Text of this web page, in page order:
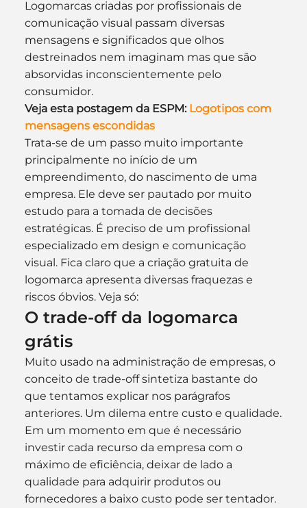
Logomarcas criadas por profissionais de
comunicação visual passam diversas
mensagens e significados que olhos
destreinados nem imaginam mas que são
absorvidas inconscientemente pelo
consumidor.
Veja esta postagem da ESPM: Logotipos com
mensagens escondidas
Trata-se de um passo muito importante
principalmente no início de um
empreendimento, do nascimento de uma
empresa. Ele deve ser pautado por muito
estudo para a tomada de decisões
estratégicas. É preciso de um profissional
especializado em design e comunicação
visual. Fica claro que a criação gratuita de
logomarca apresenta diversas fraquezas e
riscos óbvios. Veja só:
O trade-off da logomarca
grátis
Muito usado na administração de empresas, o
conceito de trade-off sintetiza bastante do
que tentamos explicar nos parágrafos
anteriores. Um dilema entre custo e qualidade.
Em um momento em que é necessário
investir cada recurso da empresa com o
máximo de eficiência, deixar de lado a
qualidade para adquirir produtos ou
fornecedores a baixo custo pode ser tentador.